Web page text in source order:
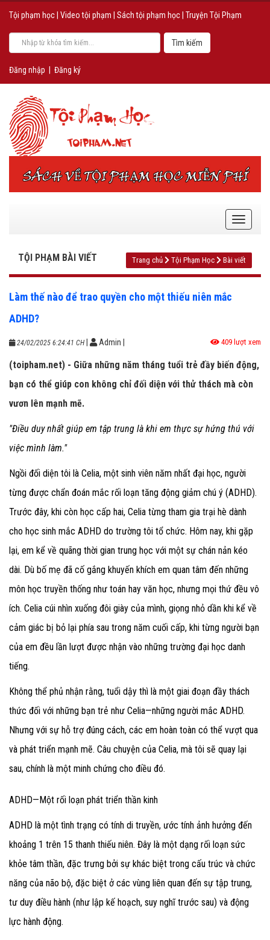
Tội phạm học Video tội phạm Sách tội phạm học Truyện Tội Phạm
Đăng nhập Đăng ký
TỘI PHẠM BÀI VIẾT Trang chủ Tội Phạm Học Bài viết
Làm thế nào để trao quyền cho một thiếu niên mắc
ADHD?
24/02/2025 6:24:41 CH Admin 409 lượt xem
(toipham.net) - Giữa những năm tháng tuổi trẻ đầy biến động,
bạn có thể giúp con không chỉ đối diện với thử thách mà còn
vươn lên mạnh mẽ.
"Điều duy nhất giúp em tập trung là khi em thực sự hứng thú với
việc mình làm."
Ngồi đối diện tôi là Celia, một sinh viên năm nhất đại học, người
từng được chẩn đoán mắc rối loạn tăng động giảm chú ý (ADHD).
Trước đây, khi còn học cấp hai, Celia từng tham gia trại hè dành
cho học sinh mắc ADHD do trường tôi tổ chức. Hôm nay, khi gặp
lại, em kể về quãng thời gian trung học với một sự chán nản kéo
dài. Dù bố mẹ đã cố gắng khuyến khích em quan tâm đến những
môn học truyền thống như toán hay văn học, nhưng mọi thứ đều vô
ích. Celia cúi nhìn xuống đôi giày của mình, giọng nhỏ dần khi kể về
cảm giác bị bỏ lại phía sau trong năm cuối cấp, khi từng người bạn
của em đều lần lượt được nhận vào những trường đại học danh
tiếng.
Không thể phủ nhận rằng, tuổi dậy thì là một giai đoạn đầy thách
thức đối với những bạn trẻ như Celia—những người mắc ADHD.
Nhưng với sự hỗ trợ đúng cách, các em hoàn toàn có thể vượt qua
và phát triển mạnh mẽ. Câu chuyện của Celia, mà tôi sẽ quay lại
sau, chính là một minh chứng cho điều đó.
ADHD—Một rối loạn phát triển thần kinh
ADHD là một tình trạng có tính di truyền, ước tính ảnh hưởng đến
khoảng 1 trên 15 thanh thiếu niên. Đây là một dạng rối loạn sức
khỏe tâm thần, đặc trưng bởi sự khác biệt trong cấu trúc và chức
năng của não bộ, đặc biệt ở các vùng liên quan đến sự tập trung,
tư duy điều hành (như lập kế hoạch, suy nghĩ trước sau) và động
lực hành động.